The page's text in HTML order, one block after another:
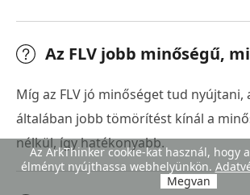
Az FLV jobb minőségű,
Míg az FLV jó minőséget tud nyújtani,
általában jobb tömörítést kínál a
nélkül, így hatékonyabb.
Az ArkThinker cookie-kat használ, hogy
élményt nyújthassa webhelyünkön.
Megvan